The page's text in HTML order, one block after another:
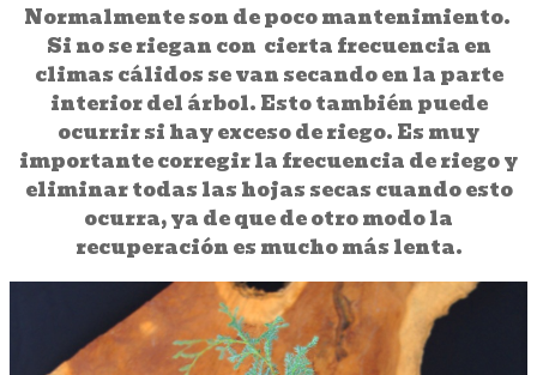
Normalmente son de poco mantenimiento.
Si no se riegan con cierta frecuencia en
climas cálidos se van secando en la parte
interior del árbol. Esto también puede
ocurrir si hay exceso de riego. Es muy
importante corregir la frecuencia de riego y
eliminar todas las hojas secas cuando esto
ocurra, ya de que de otro modo la
recuperación es mucho más lenta.